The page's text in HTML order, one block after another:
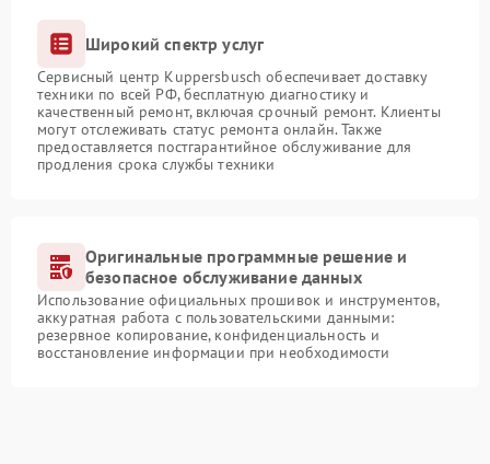
Широкий спектр услуг
Сервисный центр Kuppersbusch обеспечивает доставку
техники по всей РФ, бесплатную диагностику и
качественный ремонт, включая срочный ремонт. Клиенты
могут отслеживать статус ремонта онлайн. Также
предоставляется постгарантийное обслуживание для
продления срока службы техники
Оригинальные программные решение и
безопасное обслуживание данных
Использование официальных прошивок и инструментов,
аккуратная работа с пользовательскими данными:
резервное копирование, конфиденциальность и
восстановление информации при необходимости